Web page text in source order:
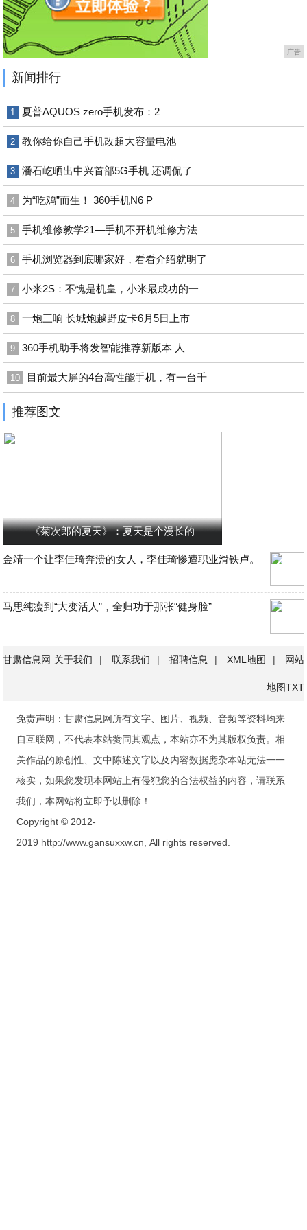
广告
新闻排行
1 夏普AQUOS zero手机发布：2
2 教你给你自己手机改超大容量电池
3 潘石屹晒出中兴首部5G手机 还调侃了
4 为“吃鸡”而生！ 360手机N6 P
5 手机维修教学21—手机不开机维修方法
6 手机浏览器到底哪家好，看看介绍就明了
7 小米2S：不愧是机皇，小米最成功的一
8 一炮三响 长城炮越野皮卡6月5日上市
9 360手机助手将发智能推荐新版本 人
10 目前最大屏的4台高性能手机，有一台千
推荐图文
《菊次郎的夏天》：夏天是个漫长的
金靖一个让李佳琦奔溃的女人，李佳琦惨遭职业滑铁卢。
马思纯瘦到“大变活人”，全归功于那张“健身脸”
甘肃信息网 关于我们 | 联系我们 | 招聘信息 | XML地图 | 网站
地图TXT
免责声明：甘肃信息网所有文字、图片、视频、音频等资料均来
自互联网，不代表本站赞同其观点，本站亦不为其版权负责。相
关作品的原创性、文中陈述文字以及内容数据庞杂本站无法一一
核实，如果您发现本网站上有侵犯您的合法权益的内容，请联系
我们，本网站将立即予以删除！
Copyright © 2012-
2019 http://www.gansuxxw.cn, All rights reserved.